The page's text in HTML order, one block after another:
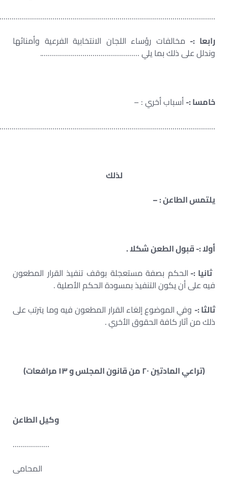
رابعا :-مخالفات رؤساء اللجان الانتخابية الفرعية وأمنائها
وندلل على ذلك بما يلي ………………………………………….
خامسا :-أسباب أخري : –
لذلك
يلتمس الطاعن : –
أولا :- قبول الطعن شكلا .
ثانيا :-الحكم بصفة مستعجلة بوقف تنفيذ القرار المطعون
فيه على أن يكون التنفيذ بمسودة الحكم الأصلية .
ثالثا :- وفي الموضوع إلغاء القرار المطعون فيه وما يترتب على
ذلك من آثار كافة الحقوق الأخري .
(تراعي المادتين ۲۰ من قانون المجلس و ۱۳ مرافعات)
وكيل الطاعن
………………
المحامى